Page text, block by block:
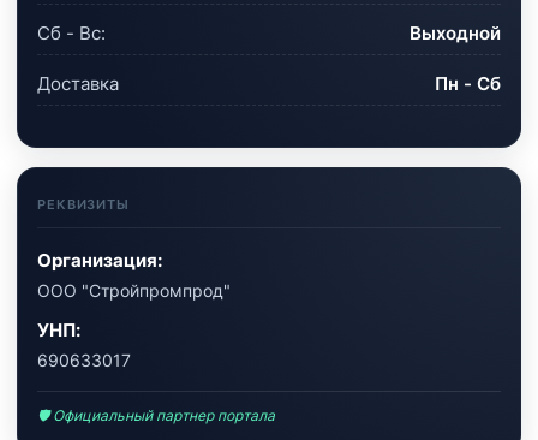
Сб - Вс: Выходной
Доставка Пн - Сб
РЕКВИЗИТЫ
Организация:
ООО "Стройпромпрод"
УНП:
690633017
🛡 Официальный партнер портала